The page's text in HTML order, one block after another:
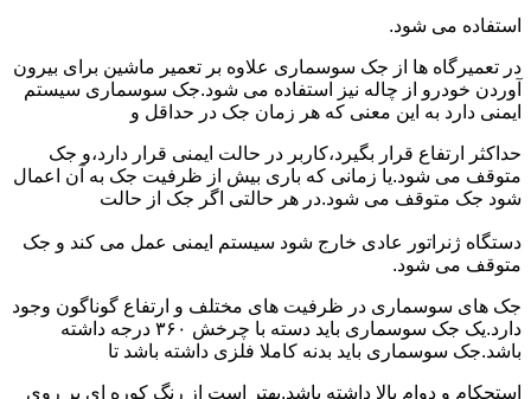
استفاده می شود.
در تعمیرگاه ها از جک سوسماری علاوه بر تعمیر ماشین برای بیرون
آوردن خودرو از چاله نیز استفاده می شود.جک سوسماری سیستم
ایمنی دارد به این معنی که هر زمان جک در حداقل و
حداکثر ارتفاع قرار بگیرد،کاربر در حالت ایمنی قرار دارد،و جک
متوقف می شود.یا زمانی که باری بیش از ظرفیت جک به آن اعمال
شود جک متوقف می شود.در هر حالتی اگر جک از حالت
دستگاه ژنراتور عادی خارج شود سیستم ایمنی عمل می کند و جک
متوقف می شود.
جک های سوسماری در ظرفیت های مختلف و ارتفاع گوناگون وجود
دارد.یک جک سوسماری باید دسته با چرخش ۳۶۰ درجه داشته
باشد.جک سوسماری باید بدنه کاملا فلزی داشته باشد تا
استحکام و دوام بالا داشته باشد.بهتر است از رنگ کوره ای بر روی